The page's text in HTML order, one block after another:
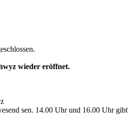
wieder eröffnet.
sen. 14.00 Uhr und 16.00 Uhr